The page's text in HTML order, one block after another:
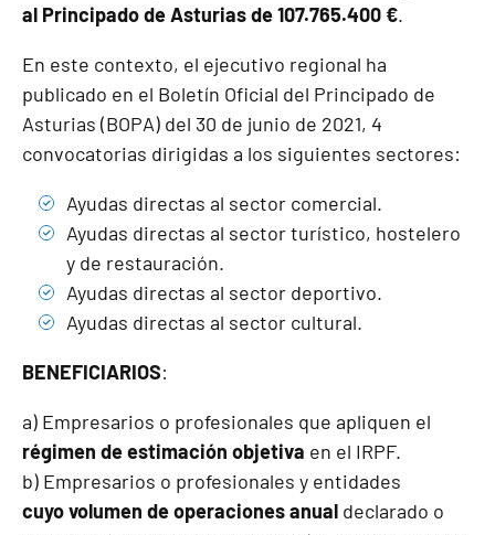
al Principado de Asturias de 107.765.400 €.
En este contexto, el ejecutivo regional ha
publicado en el Boletín Oficial del Principado de
Asturias (BOPA) del 30 de junio de 2021, 4
convocatorias dirigidas a los siguientes sectores:
Ayudas directas al sector comercial.
Ayudas directas al sector turístico, hostelero
y de restauración.
Ayudas directas al sector deportivo.
Ayudas directas al sector cultural.
BENEFICIARIOS:
a) Empresarios o profesionales que apliquen el
régimen de estimación objetiva en el IRPF.
b) Empresarios o profesionales y entidades
cuyo volumen de operaciones anual declarado o